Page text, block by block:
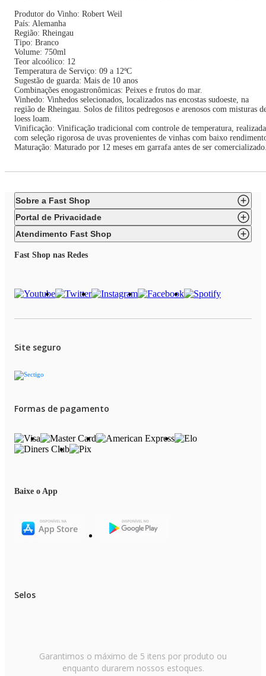
Produtor do Vinho: Robert Weil
País: Alemanha
Região: Rheingau
Tipo: Branco
Volume: 750ml
Teor alcoólico: 12
Temperatura de Serviço: 09 a 12ºC
Sugestão de guarda: Mais de 10 anos
Combinações enogastronômicas: Peixes e frutos do mar.
Vinhedo: Vinhedos selecionados, localizados nas encostas sudoeste, na
região de Rheingau. Solos de filitos pedregosos e arenosos com misturas
loess loam.
Vinificação: Vinificação tradicional com controle de temperatura, realizada
com seleção rigorosa de uvas provenientes de vinhas com baixo
Maturação: Maturado por 12 meses em garrafa antes de ser
Sobre a Fast Shop
Portal de Privacidade
Atendimento Fast Shop
Fast Shop nas Redes
Site seguro
Formas de pagamento
Baixe o App
Selos
Garantimos o máximo de 5 itens por produto ou
enquanto durarem nossos estoques.